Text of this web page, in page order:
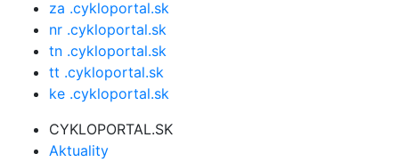
za .cykloportal.sk
nr .cykloportal.sk
tn .cykloportal.sk
tt .cykloportal.sk
ke .cykloportal.sk
CYKLOPORTAL.SK
Aktuality